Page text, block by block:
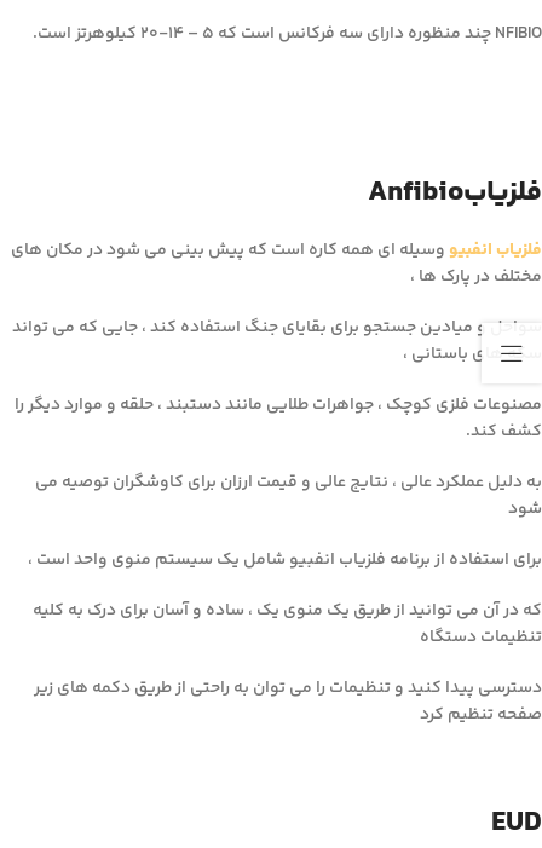
NFIBIO چند منظوره دارای سه فرکانس است که 5 – 14-20 کیلوهرتز است.
فلزیابAnfibio
فلزیاب انفبیووسیله ای همه کاره است که پیش بینی می شود در مکان های
مختلف در پارک ها ،
سواحل و میادین جستجو برای بقایای جنگ استفاده کند ، جایی که می تواند
سکه های باستانی ،
مصنوعات فلزی کوچک ، جواهرات طلایی مانند دستبند ، حلقه و موارد دیگر را
کشف کند.
به دلیل عملکرد عالی ، نتایج عالی و قیمت ارزان برای کاوشگران توصیه می
شود
برای استفاده از برنامه فلزیاب انفبیو شامل یک سیستم منوی واحد است ،
که در آن می توانید از طریق یک منوی یک ، ساده و آسان برای درک به کلیه
تنظیمات دستگاه
دسترسی پیدا کنید و تنظیمات را می توان به راحتی از طریق دکمه های زیر
صفحه تنظیم کرد
EUD